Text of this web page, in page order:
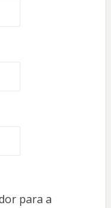
para a